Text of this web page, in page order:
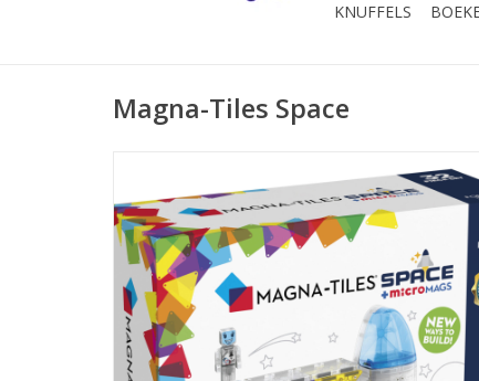
KNUFFELS
Magna-Tiles Space